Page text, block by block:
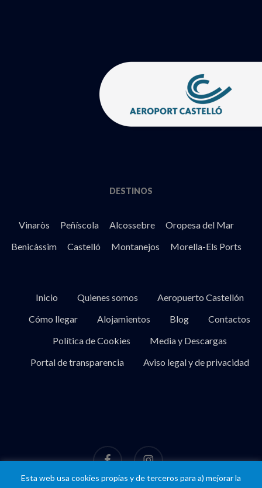
DESTINOS
Vinaròs Peñíscola Alcossebre
Oropesa del Mar
Benicàssim
Castelló Montanejos Morella-Els Ports
Inicio Quienes somos
Aeropuerto Castellón
Cómo llegar
Alojamientos Blog
Contactos
Política de Cookies
Media y Descargas
Portal de transparencia
Aviso legal y de privacidad
facebook instagram
Esta web usa cookies propias y de terceros para a) mejorar la